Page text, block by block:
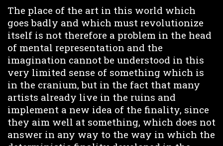
The place of the art in this world which
goes badly and which must revolutionize
itself is not therefore a problem in the head
of mental representation and the
imagination cannot be understood in this
very limited sense of something which is
in the cranium, but in the fact that many
artists already live in the ruins and
implement a new idea of the finality, since
they aim well at something, which does not
answer in any way to the way in which the